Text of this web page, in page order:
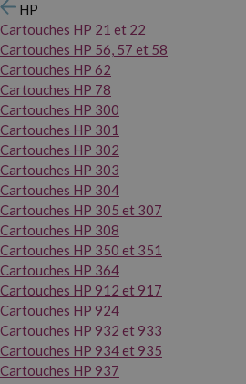
HP
Cartouches HP 21 et 22
Cartouches HP 56, 57 et 58
Cartouches HP 62
Cartouches HP 78
Cartouches HP 300
Cartouches HP 301
Cartouches HP 302
Cartouches HP 303
Cartouches HP 304
Cartouches HP 305 et 307
Cartouches HP 308
Cartouches HP 350 et 351
Cartouches HP 364
Cartouches HP 912 et 917
Cartouches HP 924
Cartouches HP 932 et 933
Cartouches HP 934 et 935
Cartouches HP 937